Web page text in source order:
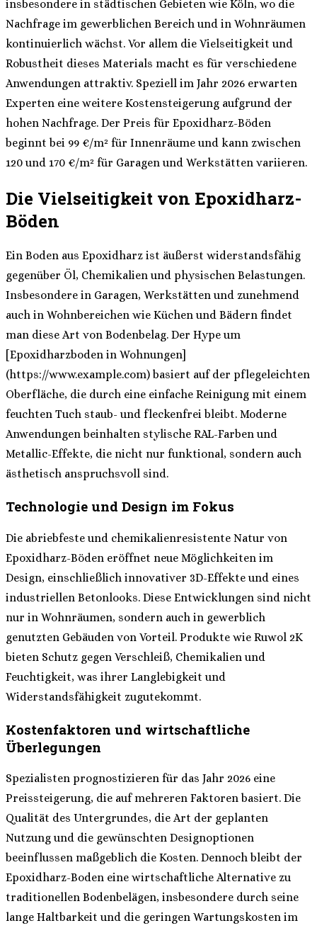
insbesondere in städtischen Gebieten wie Köln, wo die
Nachfrage im gewerblichen Bereich und in Wohnräumen
kontinuierlich wächst. Vor allem die Vielseitigkeit und
Robustheit dieses Materials macht es für verschiedene
Anwendungen attraktiv. Speziell im Jahr 2026 erwarten
Experten eine weitere Kostensteigerung aufgrund der
hohen Nachfrage. Der Preis für Epoxidharz-Böden
beginnt bei 99 €/m² für Innenräume und kann zwischen
120 und 170 €/m² für Garagen und Werkstätten variieren.
Die Vielseitigkeit von Epoxidharz-
Böden
Ein Boden aus Epoxidharz ist äußerst widerstandsfähig
gegenüber Öl, Chemikalien und physischen Belastungen.
Insbesondere in Garagen, Werkstätten und zunehmend
auch in Wohnbereichen wie Küchen und Bädern findet
man diese Art von Bodenbelag. Der Hype um
[Epoxidharzboden in Wohnungen]
(https://www.example.com) basiert auf der pflegeleichten
Oberfläche, die durch eine einfache Reinigung mit einem
feuchten Tuch staub- und fleckenfrei bleibt. Moderne
Anwendungen beinhalten stylische RAL-Farben und
Metallic-Effekte, die nicht nur funktional, sondern auch
ästhetisch anspruchsvoll sind.
Technologie und Design im Fokus
Die abriebfeste und chemikalienresistente Natur von
Epoxidharz-Böden eröffnet neue Möglichkeiten im
Design, einschließlich innovativer 3D-Effekte und eines
industriellen Betonlooks. Diese Entwicklungen sind nicht
nur in Wohnräumen, sondern auch in gewerblich
genutzten Gebäuden von Vorteil. Produkte wie Ruwol 2K
bieten Schutz gegen Verschleiß, Chemikalien und
Feuchtigkeit, was ihrer Langlebigkeit und
Widerstandsfähigkeit zugutekommt.
Kostenfaktoren und wirtschaftliche
Überlegungen
Spezialisten prognostizieren für das Jahr 2026 eine
Preissteigerung, die auf mehreren Faktoren basiert. Die
Qualität des Untergrundes, die Art der geplanten
Nutzung und die gewünschten Designoptionen
beeinflussen maßgeblich die Kosten. Dennoch bleibt der
Epoxidharz-Boden eine wirtschaftliche Alternative zu
traditionellen Bodenbelägen, insbesondere durch seine
lange Haltbarkeit und die geringen Wartungskosten im